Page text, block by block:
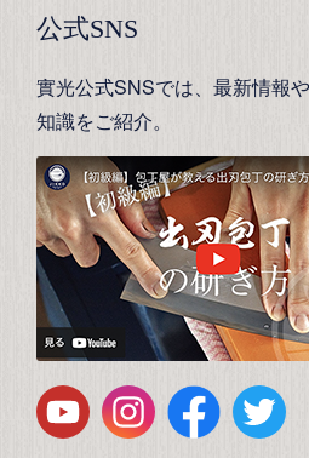
公式SNS
實光公式SNSでは、最新情報
知識をご紹介。